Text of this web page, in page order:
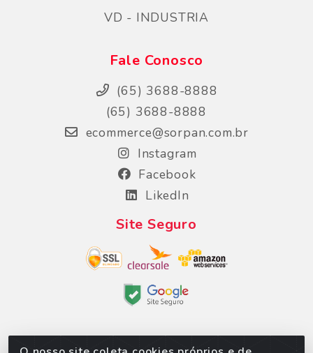
VD - INDUSTRIA
Fale Conosco
(65) 3688-8888
(65) 3688-8888
ecommerce@sorpan.com.br
Instagram
Facebook
LikedIn
Site Seguro